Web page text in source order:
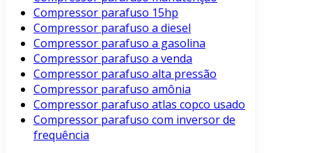
Compressor parafuso 15hp
Compressor parafuso a diesel
Compressor parafuso a gasolina
Compressor parafuso a venda
Compressor parafuso alta pressão
Compressor parafuso amônia
Compressor parafuso atlas copco usado
Compressor parafuso com inversor de
frequência